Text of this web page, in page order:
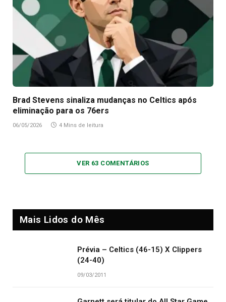
Brad Stevens sinaliza mudanças no Celtics após
eliminação para os 76ers
06/05/2026 4 Mins de leitura
VER 63 COMENTÁRIOS
Mais Lidos do Mês
Prévia – Celtics (46-15) X Clippers
(24-40)
09/03/2011